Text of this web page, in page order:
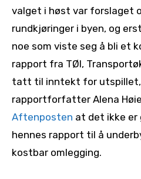
valget i høst var forslaget
rundkjøringer i byen, og
noe som viste seg å bli et
rapport fra TØI,
tatt til inntekt for utspillet,
rapportforfatter Alena
Aftenposten at det ikke er
hennes rapport til å
kostbar omlegging.